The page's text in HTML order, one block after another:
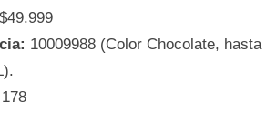
$49.999
10009988 (Color Chocolate, hasta
178